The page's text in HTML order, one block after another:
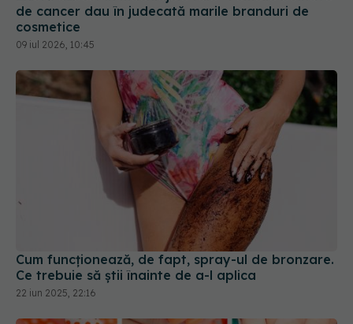
09 iul 2026, 10:45
Cum funcționează, de fapt, spray-ul de bronzare.
Ce trebuie să știi înainte de a-l aplica
22 iun 2025, 22:16